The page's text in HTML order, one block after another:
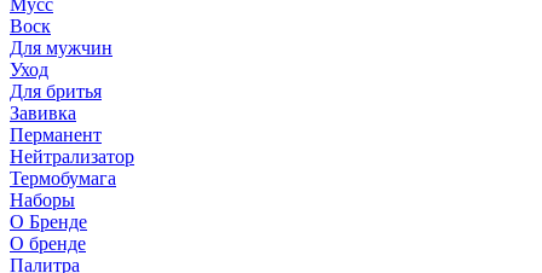
Мусс
Воск
Для мужчин
Уход
Для бритья
Завивка
Перманент
Нейтрализатор
Термобумага
Наборы
О Бренде
О бренде
Палитра